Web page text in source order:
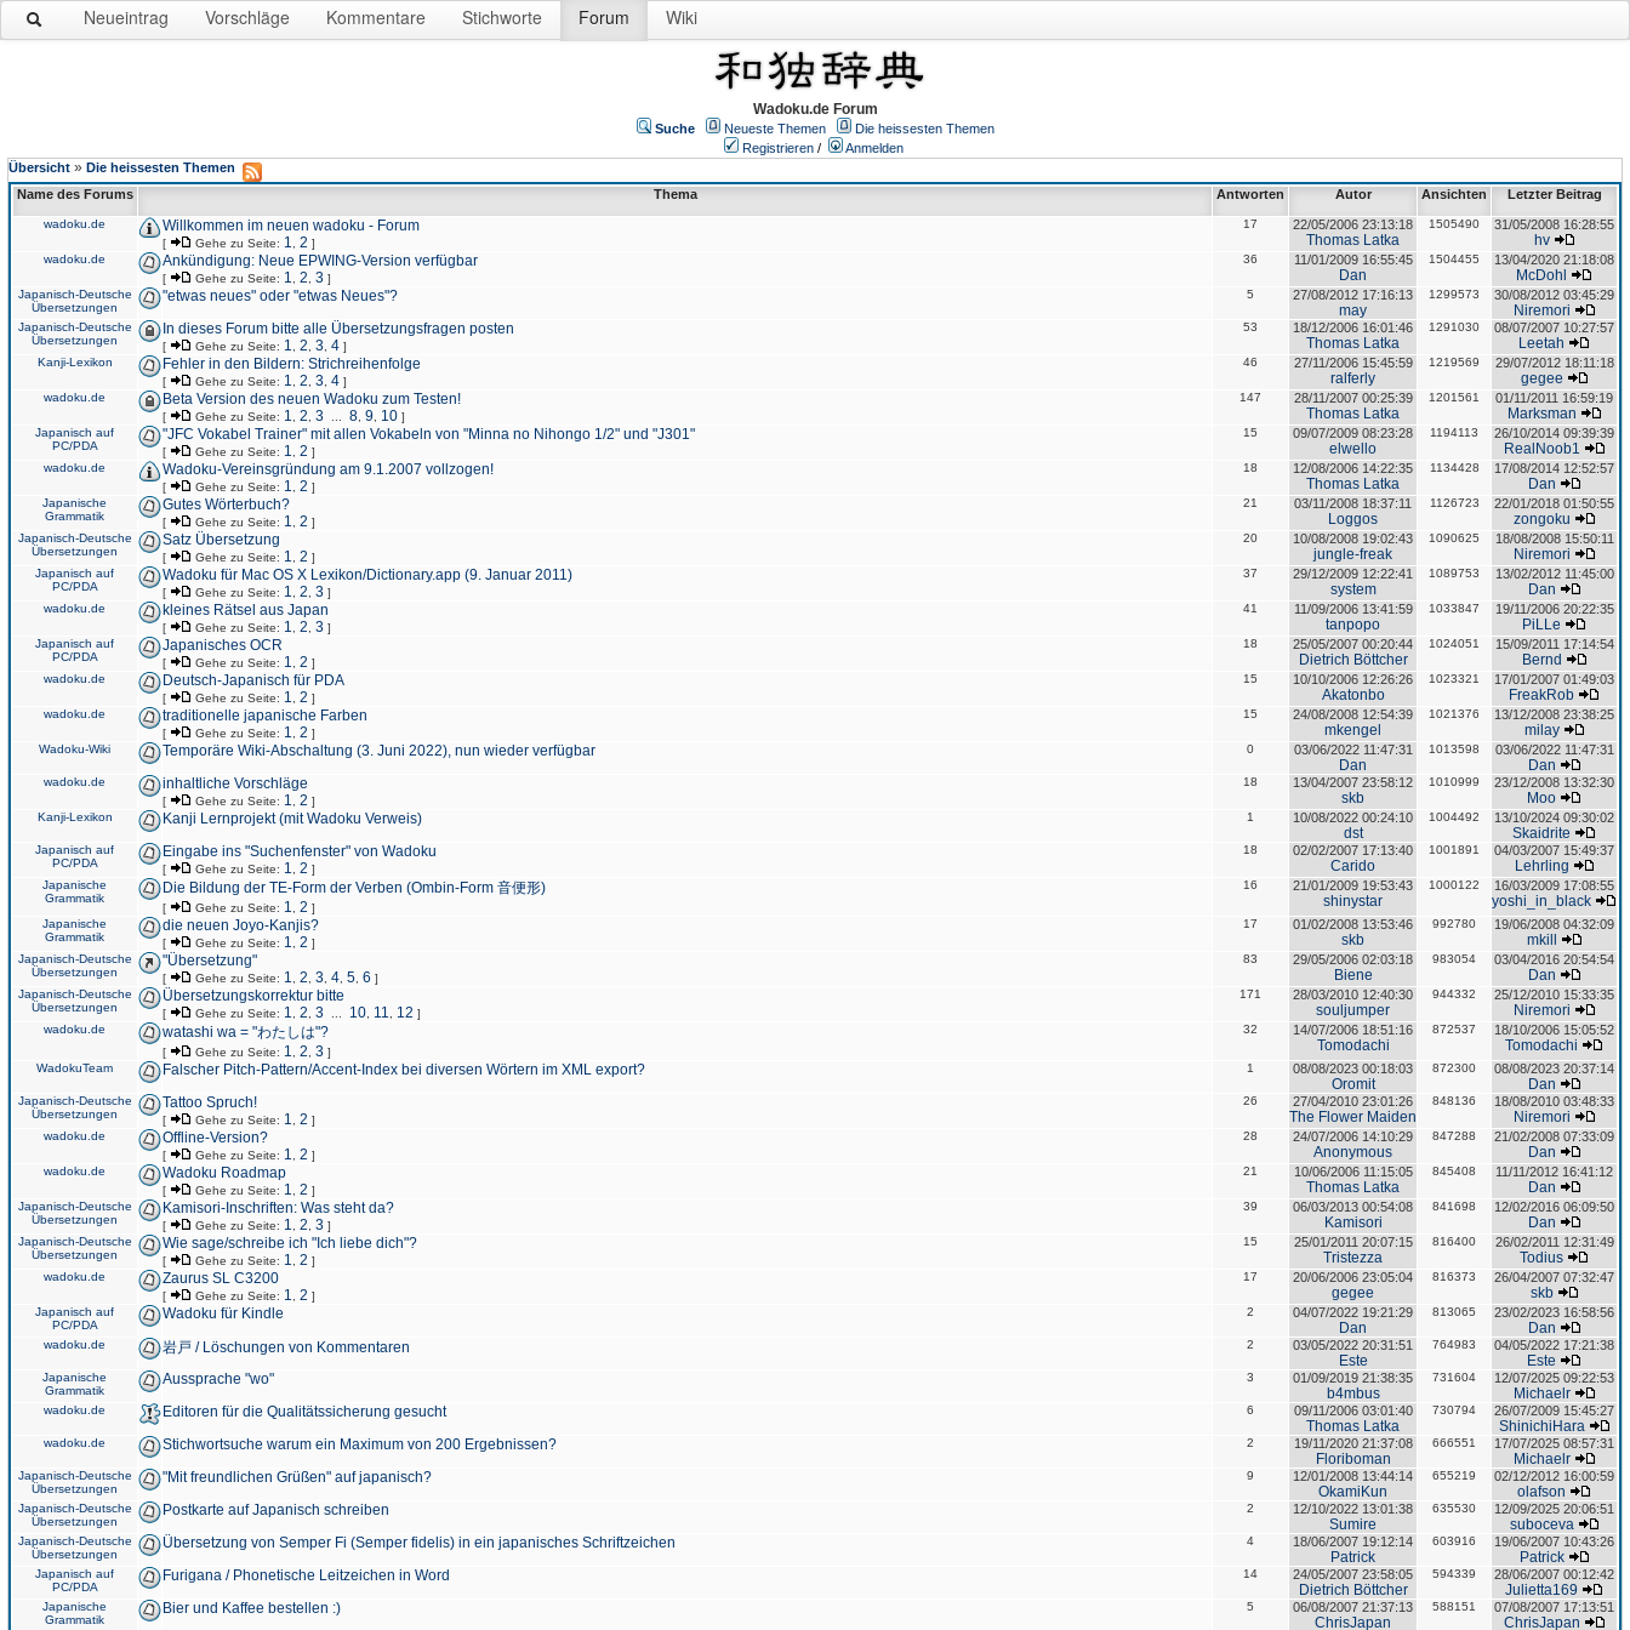
Neueintrag Vorschläge Kommentare Stichworte Forum Wiki
Wadoku.de Forum
Suche Neueste Themen
Die heissesten Themen
Registrieren /
Anmelden
Übersicht » Die heissesten Themen
Name des Forums
Thema Antworten Autor Ansichten Letzter Beitrag
wadoku.de Willkommen im neuen wadoku - Forum
[ Gehe zu Seite: 1 2 ]
17 22/05/2006 23:13:18
Thomas Latka
1505490 31/05/2008 16:28:55
hv
wadoku.de Ankündigung: Neue EPWING-Version verfügbar
[ Gehe zu Seite: 1 2 3 ]
36 11/01/2009 16:55:45
Dan
1504455 13/04/2020 21:18:08
McDohl
Japanisch-Deutsche
Übersetzungen
"etwas neues" oder "etwas Neues"? 5 27/08/2012 17:16:13
may
1299573 30/08/2012 03:45:29
Niremori
Japanisch-Deutsche
Übersetzungen
In dieses Forum bitte alle Übersetzungsfragen posten
[ Gehe zu Seite: 1 2 3 4 ]
53 18/12/2006 16:01:46
Thomas Latka
1291030 08/07/2007 10:27:57
Leetah
Kanji-Lexikon Fehler in den Bildern: Strichreihenfolge
[ Gehe zu Seite: 1 2 3 4 ]
46 27/11/2006 15:45:59
ralferly
1219569 29/07/2012 18:11:18
gegee
wadoku.de Beta Version des neuen Wadoku zum Testen!
[ Gehe zu Seite: 1 2 3 8 9 10 ]
147 28/11/2007 00:25:39
Thomas Latka
1201561 01/11/2011 16:59:19
Marksman
Japanisch auf
PC/PDA
"JFC Vokabel Trainer" mit allen Vokabeln von "Minna no Nihongo 1/2" und "J301"
[ Gehe zu Seite: 1 2 ]
15 09/07/2009 08:23:28
elwello
1194113 26/10/2014 09:39:39
RealNoob1
wadoku.de Wadoku-Vereinsgründung am 9.1.2007 vollzogen!
[ Gehe zu Seite: 1 2 ]
18 12/08/2006 14:22:35
Thomas Latka
1134428 17/08/2014 12:52:57
Dan
Japanische
Grammatik
Gutes Wörterbuch?
[ Gehe zu Seite: 1 2 ]
21 03/11/2008 18:37:11
Loggos
1126723 22/01/2018 01:50:55
zongoku
Japanisch-Deutsche
Übersetzungen
Satz Übersetzung
[ Gehe zu Seite: 1 2 ]
20 10/08/2008 19:02:43
jungle-freak
1090625 18/08/2008 15:50:11
Niremori
Japanisch auf
PC/PDA
Wadoku für Mac OS X Lexikon/Dictionary.app (9. Januar 2011)
[ Gehe zu Seite: 1 2 3 ]
37 29/12/2009 12:22:41
system
1089753 13/02/2012 11:45:00
Dan
wadoku.de kleines Rätsel aus Japan
[ Gehe zu Seite: 1 2 3 ]
41 11/09/2006 13:41:59
tanpopo
1033847 19/11/2006 20:22:35
PiLLe
Japanisch auf
PC/PDA
Japanisches OCR
[ Gehe zu Seite: 1 2 ]
18 25/05/2007 00:20:44
Dietrich Böttcher
1024051 15/09/2011 17:14:54
Bernd
wadoku.de Deutsch-Japanisch für PDA
[ Gehe zu Seite: 1 2 ]
15 10/10/2006 12:26:26
Akatonbo
1023321 17/01/2007 01:49:03
FreakRob
wadoku.de traditionelle japanische Farben
[ Gehe zu Seite: 1 2 ]
15 24/08/2008 12:54:39
mkengel
1021376 13/12/2008 23:38:25
milay
Wadoku-Wiki Temporäre Wiki-Abschaltung (3. Juni 2022), nun wieder verfügbar 0 03/06/2022 11:47:31
Dan
1013598 03/06/2022 11:47:31
Dan
wadoku.de inhaltliche Vorschläge
[ Gehe zu Seite: 1 2 ]
18 13/04/2007 23:58:12
skb
1010999 23/12/2008 13:32:30
Moo
Kanji-Lexikon Kanji Lernprojekt (mit Wadoku Verweis) 1 10/08/2022 00:24:10
dst
1004492 13/10/2024 09:30:02
Skaidrite
Japanisch auf
PC/PDA
Eingabe ins "Suchenfenster" von Wadoku
[ Gehe zu Seite: 1 2 ]
18 02/02/2007 17:13:40
Carido
1001891 04/03/2007 15:49:37
Lehrling
Japanische
Grammatik
Die Bildung der TE-Form der Verben (Ombin-Form 音便形)
[ Gehe zu Seite: 1 2 ]
16 21/01/2009 19:53:43
shinystar
1000122 16/03/2009 17:08:55
yoshi_in_black
Japanische
Grammatik
die neuen Joyo-Kanjis?
[ Gehe zu Seite: 1 2 ]
17 01/02/2008 13:53:46
skb
992780 19/06/2008 04:32:09
mkill
Japanisch-Deutsche
Übersetzungen
"Übersetzung"
[ Gehe zu Seite: 1 2 3 4 5 6 ]
83 29/05/2006 02:03:18
Biene
983054 03/04/2016 20:54:54
Dan
Japanisch-Deutsche
Übersetzungen
Übersetzungskorrektur bitte
[ Gehe zu Seite: 1 2 3 10 11 12 ]
171 28/03/2010 12:40:30
souljumper
944332 25/12/2010 15:33:35
Niremori
wadoku.de watashi wa = "わたしは"?
[ Gehe zu Seite: 1 2 3 ]
32 14/07/2006 18:51:16
Tomodachi
872537 18/10/2006 15:05:52
Tomodachi
WadokuTeam Falscher Pitch-Pattern/Accent-Index bei diversen Wörtern im XML export? 1 08/08/2023 00:18:03
Oromit
872300 08/08/2023 20:37:14
Dan
Japanisch-Deutsche
Übersetzungen
Tattoo Spruch!
[ Gehe zu Seite: 1 2 ]
26 27/04/2010 23:01:26
The Flower Maiden
848136 18/08/2010 03:48:33
Niremori
wadoku.de Offline-Version?
[ Gehe zu Seite: 1 2 ]
28 24/07/2006 14:10:29
Anonymous
847288 21/02/2008 07:33:09
Dan
wadoku.de Wadoku Roadmap
[ Gehe zu Seite: 1 2 ]
21 10/06/2006 11:15:05
Thomas Latka
845408 11/11/2012 16:41:12
Dan
Japanisch-Deutsche
Übersetzungen
Kamisori-Inschriften: Was steht da?
[ Gehe zu Seite: 1 2 3 ]
39 06/03/2013 00:54:08
Kamisori
841698 12/02/2016 06:09:50
Dan
Japanisch-Deutsche
Übersetzungen
Wie sage/schreibe ich "Ich liebe dich"?
[ Gehe zu Seite: 1 2 ]
15 25/01/2011 20:07:15
Tristezza
816400 26/02/2011 12:31:49
Todius
wadoku.de Zaurus SL C3200
[ Gehe zu Seite: 1 2 ]
17 20/06/2006 23:05:04
gegee
816373 26/04/2007 07:32:47
skb
Japanisch auf
PC/PDA
Wadoku für Kindle 2 04/07/2022 19:21:29
Dan
813065 23/02/2023 16:58:56
Dan
wadoku.de 岩戸 / Löschungen von Kommentaren 2 03/05/2022 20:31:51
Este
764983 04/05/2022 17:21:38
Este
Japanische
Grammatik
Aussprache "wo" 3 01/09/2019 21:38:35
b4mbus
731604 12/07/2025 09:22:53
Michaelr
wadoku.de Editoren für die Qualitätssicherung gesucht 6 09/11/2006 03:01:40
Thomas Latka
730794 26/07/2009 15:45:27
ShinichiHara
wadoku.de Stichwortsuche warum ein Maximum von 200 Ergebnissen? 2 19/11/2020 21:37:08
Floriboman
666551 17/07/2025 08:57:31
Michaelr
Japanisch-Deutsche
Übersetzungen
"Mit freundlichen Grüßen" auf japanisch? 9 12/01/2008 13:44:14
OkamiKun
655219 02/12/2012 16:00:59
olafson
Japanisch-Deutsche
Übersetzungen
Postkarte auf Japanisch schreiben 2 12/10/2022 13:01:38
Sumire
635530 12/09/2025 20:06:51
suboceva
Japanisch-Deutsche
Übersetzungen
Übersetzung von Semper Fi (Semper fidelis) in ein japanisches Schriftzeichen 4 18/06/2007 19:12:14
Patrick
603916 19/06/2007 10:43:26
Patrick
Japanisch auf
PC/PDA
Furigana / Phonetische Leitzeichen in Word 14 24/05/2007 23:58:05
Dietrich Böttcher
594339 28/06/2007 00:12:42
Julietta169
Japanische
Grammatik
Bier und Kaffee bestellen :) 5 06/08/2007 21:37:13
ChrisJapan
588151 07/08/2007 17:13:51
ChrisJapan